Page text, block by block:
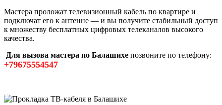
Мастера проложат телевизионный кабель по квартире и
подключат его к антенне — и вы получите стабильный доступ
к множеству бесплатных цифровых телеканалов высокого
качества.
Для вызова мастера по Балашихе позвоните по телефону:
+79675554547